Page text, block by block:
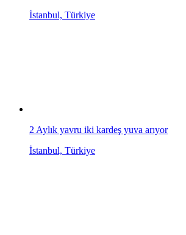
İstanbul, Türkiye
2 Aylık yavru iki kardeş yuva arıyor
İstanbul, Türkiye